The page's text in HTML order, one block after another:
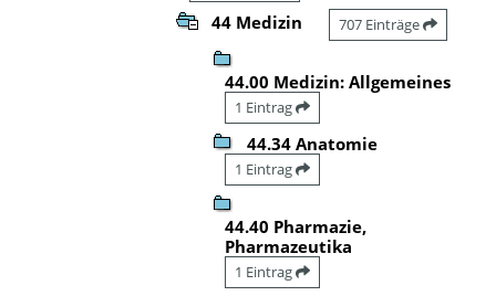
44 Medizin 707 Einträge
44.00 Medizin: Allgemeines
1 Eintrag
44.34 Anatomie
1 Eintrag
44.40 Pharmazie,
Pharmazeutika
1 Eintrag